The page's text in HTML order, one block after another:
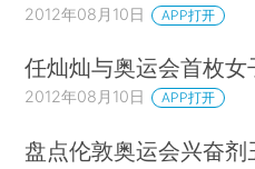
2012年08月10日 APP打开
任灿灿与奥运会首枚女
2012年08月10日 APP打开
盘点伦敦奥运会兴奋剂